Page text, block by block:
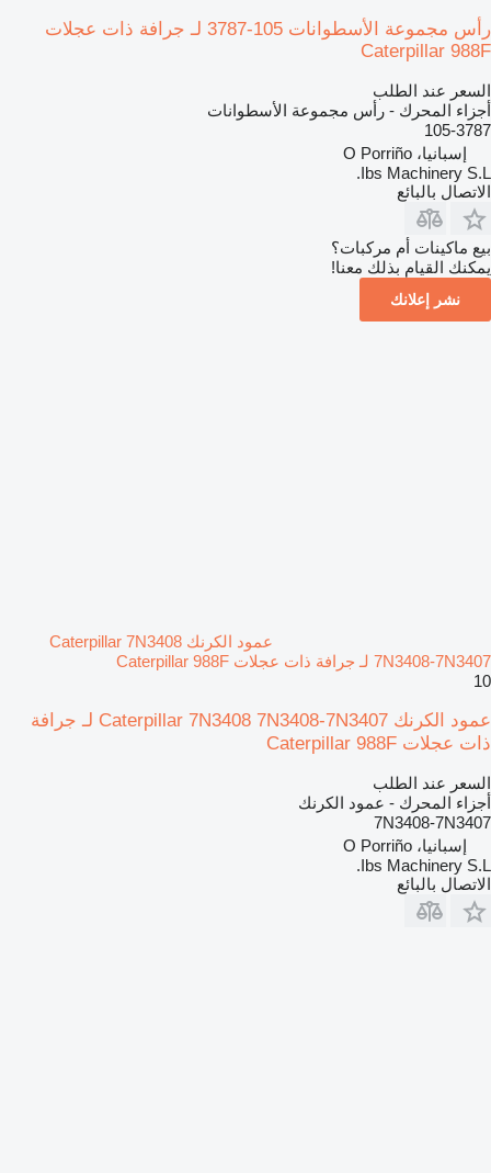
رأس مجموعة الأسطوانات 105-3787 لـ جرافة ذات عجلات
Caterpillar 988F
السعر عند الطلب
أجزاء المحرك - رأس مجموعة الأسطوانات
105-3787
إسبانيا، O Porriño
Ibs Machinery S.L.
الاتصال بالبائع
بيع ماكينات أم مركبات؟
يمكنك القيام بذلك معنا!
نشر إعلانك
عمود الكرنك Caterpillar 7N3408
7N3408-7N3407 لـ جرافة ذات عجلات Caterpillar 988F
10
عمود الكرنك Caterpillar 7N3408 7N3408-7N3407 لـ جرافة
ذات عجلات Caterpillar 988F
السعر عند الطلب
أجزاء المحرك - عمود الكرنك
7N3408-7N3407
إسبانيا، O Porriño
Ibs Machinery S.L.
الاتصال بالبائع